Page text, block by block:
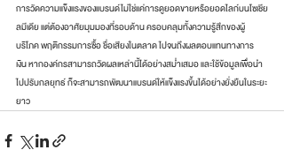
การวัดความแข็งแรงของแบรนด์ไม่ใช่แค่การดูยอดขายหรือยอดไลก์บนโซเชีย
ลมีเดีย แต่ต้องอาศัยมุมมองที่รอบด้าน ครอบคลุมทั้งความรู้สึกของผู้
บริโภค พฤติกรรมการซื้อ ชื่อเสียงในตลาด ไปจนถึงผลตอบแทนทางการ
เงิน หากองค์กรสามารถวัดผลเหล่านี้ได้อย่างสม่ำเสมอ และใช้ข้อมูลเพื่อนำ
ไปปรับกลยุทธ์ ก็จะสามารถพัฒนาแบรนด์ให้แข็งแรงขึ้นได้อย่างยั่งยืนในระยะ
ยาว